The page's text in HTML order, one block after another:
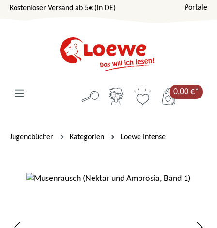
Zum Hauptinhalt springen
Kostenloser Versand ab 5€ (in DE) Portale
0,00 €*
Jugendbücher Kategorien Loewe Intense
Bildergalerie überspringen